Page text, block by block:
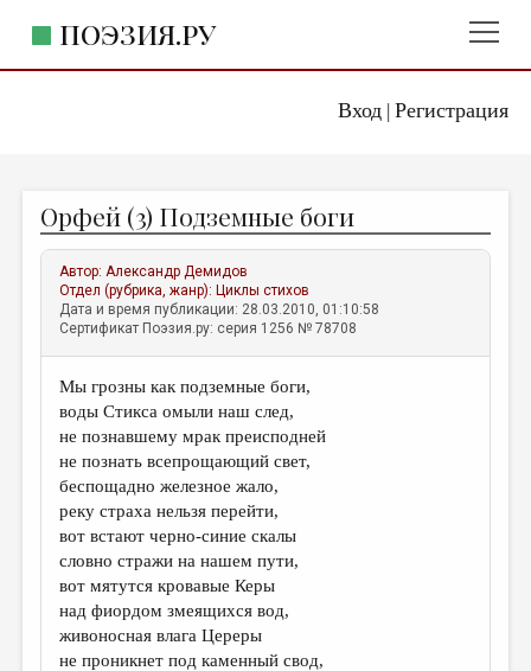
Вход| Регистрация
ПОЭЗИЯ.РУ
ЖАНРЫ
АВТОРЫ
КОММЕНТАРИИ
ЛИТСАЛОН
НОВОСТИ
ПРАВИЛА САЙТА
ОТДЕЛЫ И РУБРИКИ
ИЗБРАННОЕ
ДАЙДЖЕСТ
ПРОИЗВЕДЕНИЯ
ПЕРЕВОДЫ
Орфей (3) Подземные боги
Автор:Александр Демидов
Отдел (рубрика, жанр): Циклы стихов
Дата и время публикации: 28.03.2010, 01:10:58
Сертификат Поэзия.ру: серия 1256 № 78708
Мы грозны как подземные боги,
воды Стикса омыли наш след,
не познавшему мрак преисподней
не познать всепрощающий свет,
беспощадно железное жало,
реку страха нельзя перейти,
вот встают черно-синие скалы
словно стражи на нашем пути,
вот мятутся кровавые Керы
над фиордом змеящихся вод,
живоносная влага Цереры
не проникнет под каменный свод,